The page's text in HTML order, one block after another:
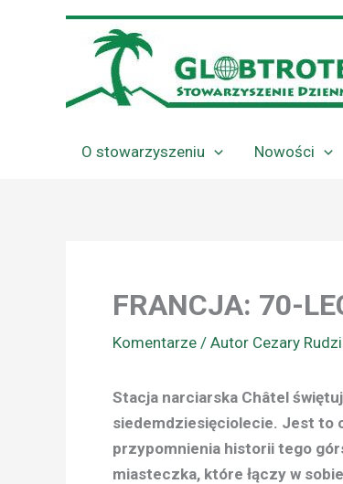
O stowarzyszeniu Nowości
FRANCJA: 70-
Komentarze / Autor Cezary
Stacja narciarska Châtel
siedemdziesięciolecie. Jest to
przypomnienia historii tego
miasteczka, które łączy w